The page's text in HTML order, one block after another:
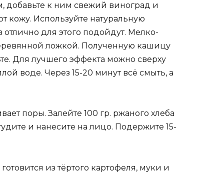
добавьте к ним свежий виноград и
кожу. Используйте натуральную
для этого подойдут. Мелко-
ложкой. Полученную кашицу
Для лучшего эффекта можно сверху
воде. Через 15-20 минут всё смыть, а
поры. Залейте 100 гр. ржаного хлеба
и нанесите на лицо. Подержите 15-
из тёртого картофеля, муки и